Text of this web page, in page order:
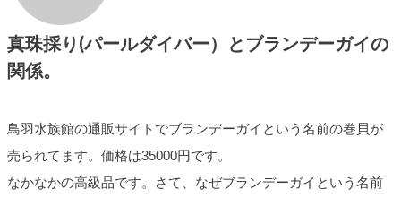
真珠採り(パールダイバー）とブランデーガイの
関係。
鳥羽水族館の通販サイトでブランデーガイという名前の巻貝が
売られてます。価格は35000円です。
なかなかの高級品です。さて、なぜブランデーガイという名前